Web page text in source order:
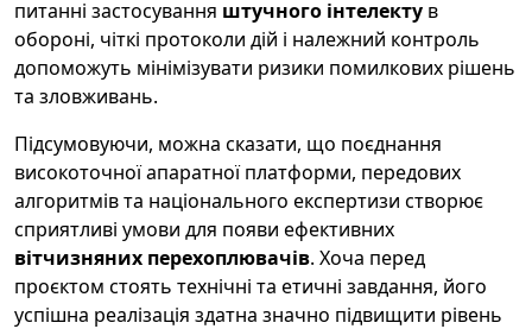
питанні застосування штучного інтелекту в
обороні, чіткі протоколи дій і належний контроль
допоможуть мінімізувати ризики помилкових рішень
та зловживань.
Підсумовуючи, можна сказати, що поєднання
високоточної апаратної платформи, передових
алгоритмів та національного експертизи створює
сприятливі умови для появи ефективних
вітчизняних перехоплювачів. Хоча перед
проєктом стоять технічні та етичні завдання, його
успішна реалізація здатна значно підвищити рівень